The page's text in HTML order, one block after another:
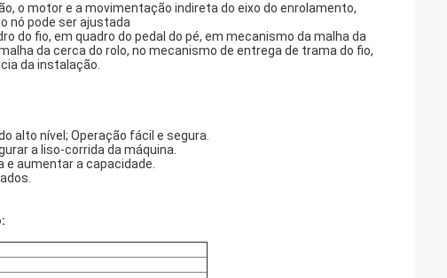
o motor e a movimentação indireta do eixo do enrolamento,
nó pode ser ajustada
do fio, em quadro do pedal do pé, em mecanismo da malha da
da cerca do rolo, no mecanismo de entrega de trama do fio,
da instalação.
alto nível; Operação fácil e segura.
a liso-corrida da máquina.
aumentar a capacidade.